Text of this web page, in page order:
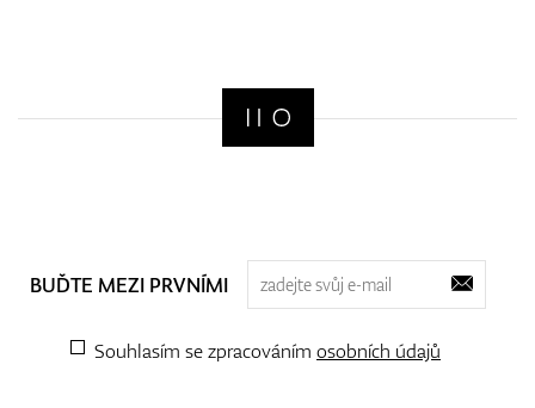
BUĎTE MEZI PRVNÍMI
Souhlasím se zpracováním osobních údajů